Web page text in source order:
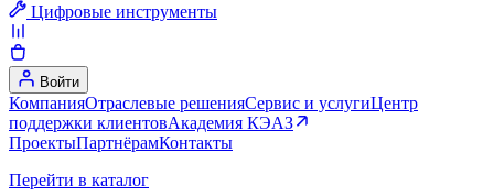
Цифровые инструменты
Войти
КомпанияОтраслевые решенияСервис и услугиЦентр
поддержки клиентовАкадемия КЭАЗ
ПроектыПартнёрамКонтакты
Перейти в каталог